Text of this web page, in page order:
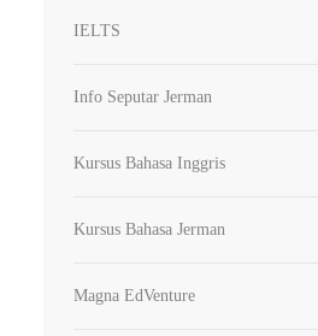
IELTS
Info Seputar Jerman
Kursus Bahasa Inggris
Kursus Bahasa Jerman
Magna EdVenture